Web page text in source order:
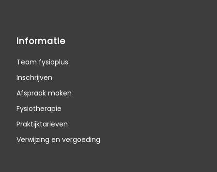
Informatie
Team fysioplus
Inschrijven
Afspraak maken
Fysiotherapie
Praktijktarieven
Verwijzing en vergoeding